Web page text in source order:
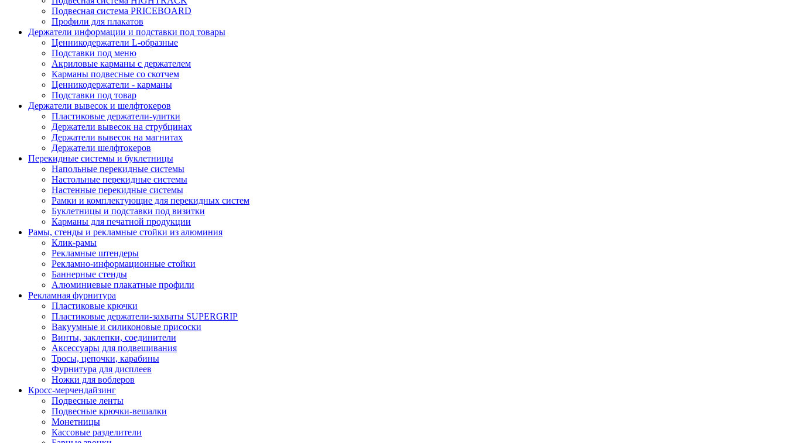
Подвесная система PRICEBOARD
Профили для плакатов
Держатели информации и подставки под товары
Ценникодержатели L-образные
Подставки под меню
Акриловые карманы с держателем
Карманы подвесные со скотчем
Ценникодержатели - карманы
Подставки под товар
Держатели вывесок и шелфтокеров
Пластиковые держатели-улитки
Держатели вывесок на струбцинах
Держатели вывесок на магнитах
Держатели шелфтокеров
Перекидные системы и буклетницы
Напольные перекидные системы
Настольные перекидные системы
Настенные перекидные системы
Рамки и комплектующие для перекидных систем
Буклетницы и подставки под визитки
Карманы для печатной продукции
Рамы, стенды и рекламные стойки из алюминия
Клик-рамы
Рекламные штендеры
Рекламно-информационные стойки
Баннерные стенды
Алюминиевые плакатные профили
Рекламная фурнитура
Пластиковые крючки
Пластиковые держатели-захваты SUPERGRIP
Вакуумные и силиконовые присоски
Винты, заклепки, соединители
Аксессуары для подвешивания
Тросы, цепочки, карабины
Фурнитура для дисплеев
Ножки для воблеров
Кросс-мерчендайзинг
Подвесные ленты
Подвесные крючки-вешалки
Монетницы
Кассовые разделители